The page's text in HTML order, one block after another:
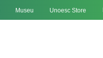
Museu Unoesc Store